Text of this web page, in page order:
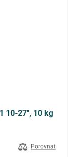
10-27", 10 kg
Porovnat